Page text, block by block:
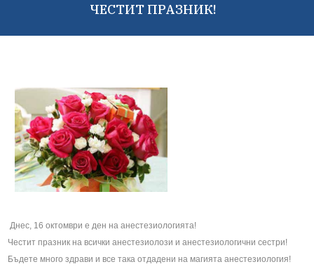
ЧЕСТИТ ПРАЗНИК!
Днес, 16 октомври е ден на анестезиологията!
Честит празник на всички анестезиолози и анестезиологични сестри!
Бъдете много здрави и все така отдадени на магията анестезиология!